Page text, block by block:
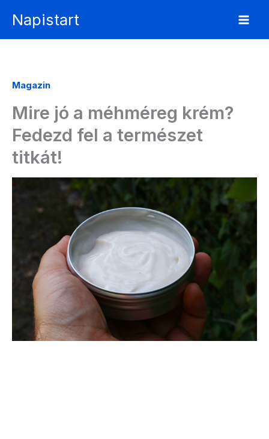
content
Napistart
Magazin
Mire jó a méhméreg krém?
Fedezd fel a természet
titkát!